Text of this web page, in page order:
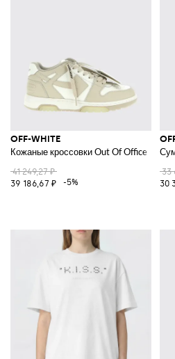
OFF-WHITE
Кожаные кроссовки Out Of Office
41 249,27 ₽
39 186,67 ₽
-5%
33
30